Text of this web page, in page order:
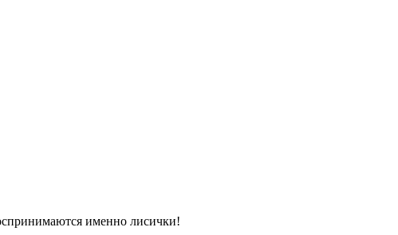
именно лисички!